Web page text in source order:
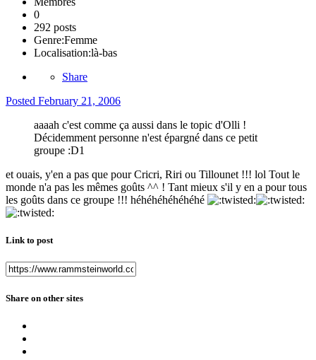
0
292 posts
Genre:Femme
Localisation:là-bas
Share
Posted February 21, 2006
aaaah c'est comme ça aussi dans le topic d'Olli !
Décidemment personne n'est épargné dans ce petit
groupe :D1
et ouais, y'en a pas que pour Cricri, Riri ou Tillounet !!! lol Tout le
monde n'a pas les mêmes goûts ^^ ! Tant mieux s'il y en a pour tous
les goûts dans ce groupe !!! héhéhéhéhéhéhé
Link to post
Share on other sites